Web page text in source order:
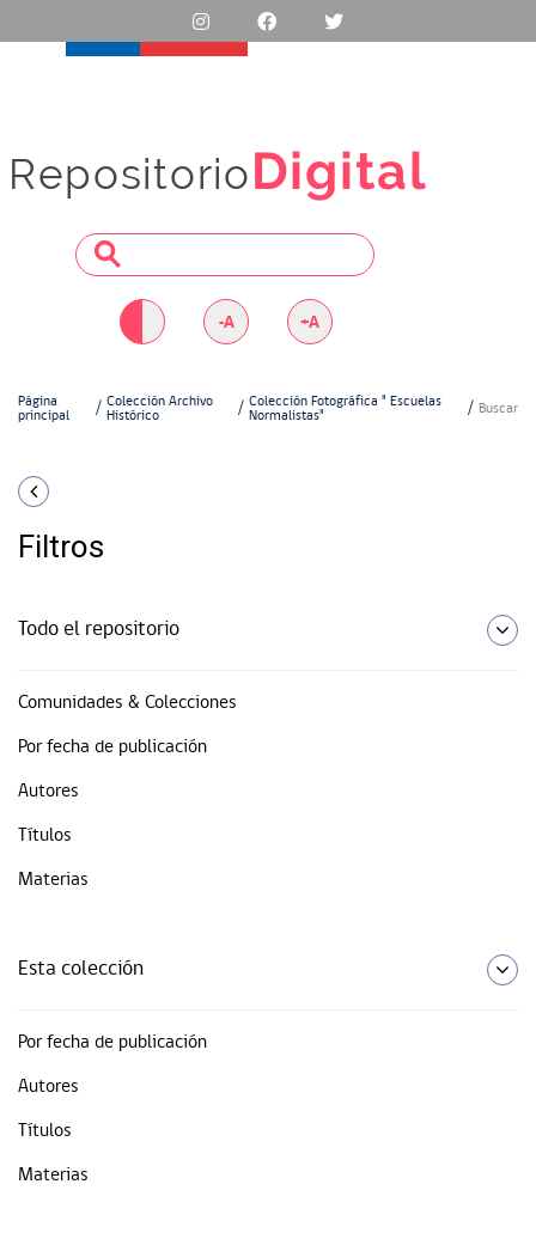
RepositorioDigital
-A +A
Página
principal
Colección Archivo
Histórico
Colección Fotográfica " Escuelas
Normalistas"
Buscar
Filtros
Todo el repositorio
Comunidades & Colecciones
Por fecha de publicación
Autores
Títulos
Materias
Esta colección
Por fecha de publicación
Autores
Títulos
Materias